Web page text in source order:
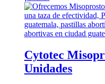
original
era:
Q1,100.
actual
es:
Q800.
Cytotec
Unidades